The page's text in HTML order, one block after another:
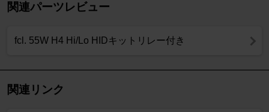
関連パーツレビュー
fcl. 55W H4 Hi/Lo HIDキットリレー付き
関連リンク